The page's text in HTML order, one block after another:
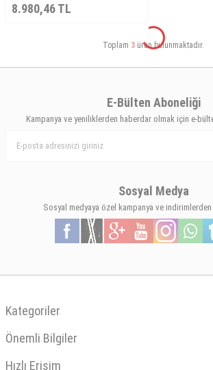
8.980,46TL
Toplam 3 ürün bulunmaktadır.
E-Bülten Aboneliği
Kampanya ve yeniliklerden haberdar olmak için e-
Sosyal Medya
Sosyal medyaya özel kampanya ve
Kategoriler
Önemli Bilgiler
Hızlı Erişim